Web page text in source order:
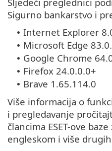
Sigurno bankarstvo i
• Internet Explorer
• Microsoft Edge
• Google Chrome
• Firefox 24.0.0.0+
• Brave 1.65.114.0
Više informacija o
i pregledavanje
člancima ESET-ove
engleskom i više